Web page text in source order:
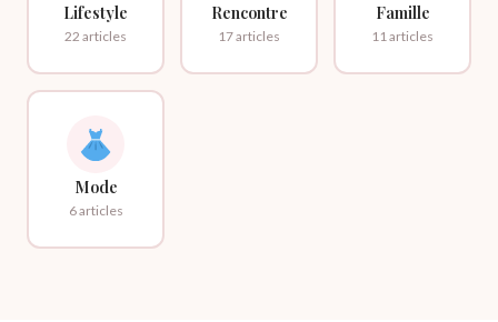
Lifestyle
22 articles
Rencontre
17 articles
Famille
11 articles
Mode
6 articles